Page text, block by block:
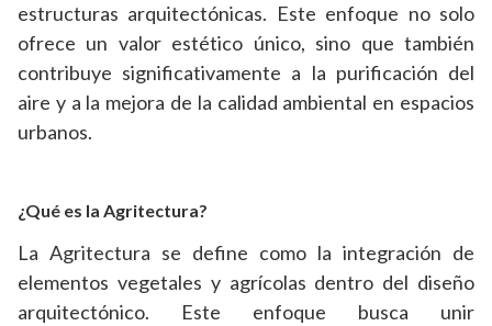
estructuras arquitectónicas. Este enfoque no solo
ofrece un valor estético único, sino que también
contribuye significativamente a la purificación del
aire y a la mejora de la calidad ambiental en espacios
urbanos.
¿Qué es la Agritectura?
La Agritectura se define como la integración de
elementos vegetales y agrícolas dentro del diseño
arquitectónico. Este enfoque busca unir